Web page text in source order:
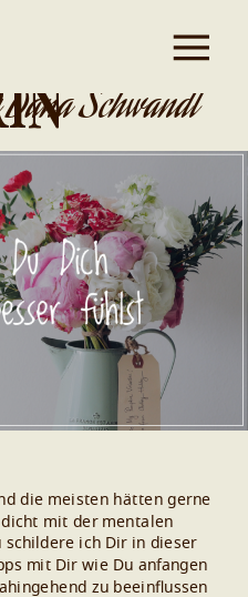
Schwandt
die meisten hätten gerne
dicht mit der mentalen
schildere ich Dir in dieser
mit Dir wie Du anfangen
zu beeinflussen